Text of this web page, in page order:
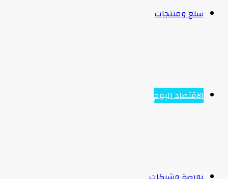
سلع ومنتجات
الاقتصاد اليوم